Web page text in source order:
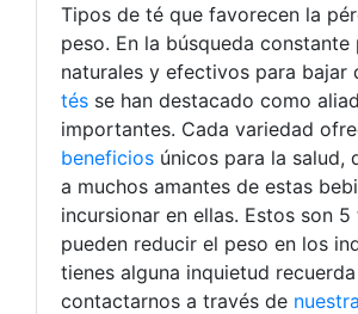
Tipos de té que favorecen la
peso. En la búsqueda
naturales y efectivos para bajar
tés se han destacado como
importantes. Cada variedad
beneficios únicos para la salud,
a muchos amantes de estas
incursionar en ellas. Estos son 5
pueden reducir el peso en los
tienes alguna inquietud recuerda
contactarnos a través de